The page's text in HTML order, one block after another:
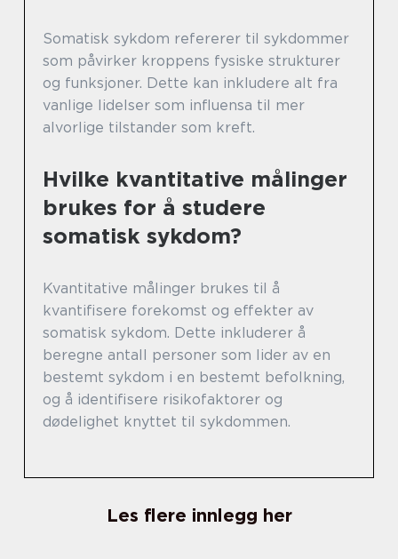
Somatisk sykdom refererer til sykdommer
som påvirker kroppens fysiske strukturer
og funksjoner. Dette kan inkludere alt fra
vanlige lidelser som influensa til mer
alvorlige tilstander som kreft.
Hvilke kvantitative målinger
brukes for å studere
somatisk sykdom?
Kvantitative målinger brukes til å
kvantifisere forekomst og effekter av
somatisk sykdom. Dette inkluderer å
beregne antall personer som lider av en
bestemt sykdom i en bestemt befolkning,
og å identifisere risikofaktorer og
dødelighet knyttet til sykdommen.
Les flere innlegg her